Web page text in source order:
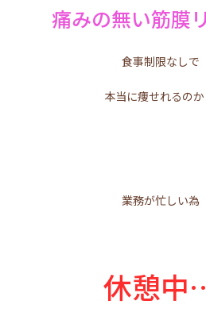
痛みの無い筋膜
食事制限なしで
本当に痩せれるのか
業務が忙しい為
休憩中